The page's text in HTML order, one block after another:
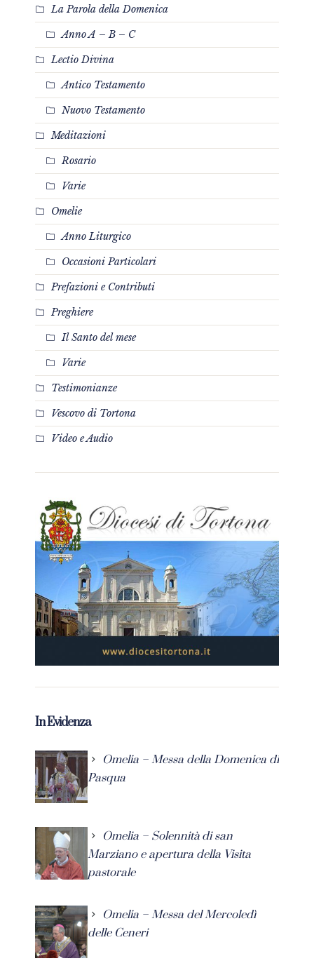
La Parola della Domenica
Anno A – B – C
Lectio Divina
Antico Testamento
Nuovo Testamento
Meditazioni
Rosario
Varie
Omelie
Anno Liturgico
Occasioni Particolari
Prefazioni e Contributi
Preghiere
Il Santo del mese
Varie
Testimonianze
Vescovo di Tortona
Video e Audio
In Evidenza
Omelia – Messa della Domenica di
Pasqua
Omelia – Solennità di san
Marziano e apertura della Visita
pastorale
Omelia – Messa del Mercoledì
delle Ceneri